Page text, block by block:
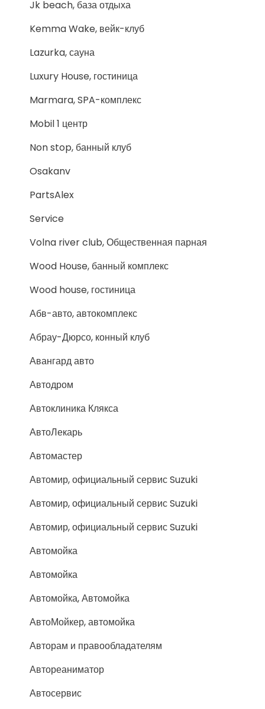
Jk beach, база отдыха
Kemma Wake, вейк-клуб
Lazurka, сауна
Luxury House, гостиница
Marmara, SPA-комплекс
Mobil 1 центр
Non stop, банный клуб
Osakanv
PartsAlex
Service
Volna river club, Общественная парная
Wood House, банный комплекс
Wood house, гостиница
Абв-авто, автокомплекс
Абрау-Дюрсо, конный клуб
Авангард авто
Автодром
Автоклиника Клякса
АвтоЛекарь
Автомастер
Автомир, официальный сервис Suzuki
Автомир, официальный сервис Suzuki
Автомир, официальный сервис Suzuki
Автомойка
Автомойка
Автомойка, Автомойка
АвтоМойкер, автомойка
Авторам и правообладателям
Автореаниматор
Автосервис